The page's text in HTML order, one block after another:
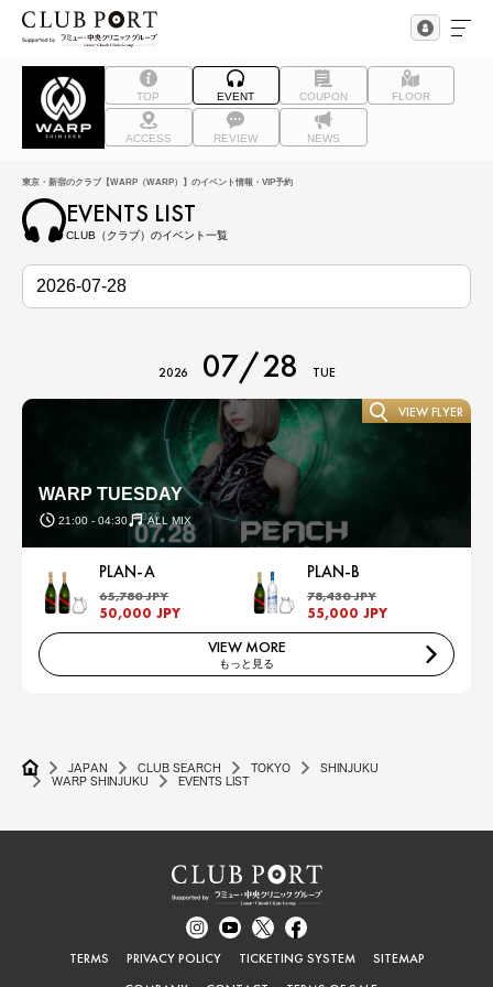
TOP EVENT COUPON FLOOR
ACCESS REVIEW NEWS
東京・新宿のクラブ【WARP（WARP）】のイベント情報・VIP予約
EVENTS LIST
CLUB（クラブ）のイベント一覧
2026 07/28 TUE
WARP TUESDAY
21:00 - 04:30 ALL MIX
VIEW FLYER
PLAN-A
65,780 JPY
50,000 JPY
PLAN-B
78,430 JPY
55,000 JPY
VIEW MORE
もっと見る
JAPAN CLUB SEARCH TOKYO
SHINJUKU
WARP SHINJUKU
EVENTS LIST
TERMS PRIVACY POLICY TICKETING SYSTEM
SITEMAP